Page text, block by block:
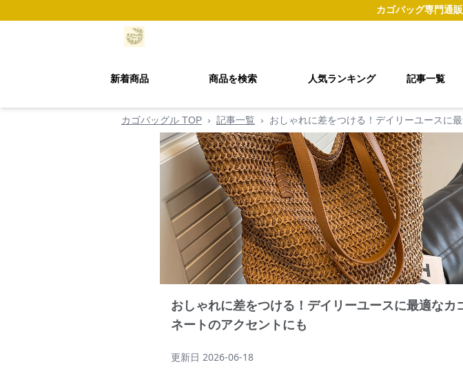
カゴバッグ専門通
新着商品 商品を検索 人気ランキング 記事一覧
カゴバッグル TOP › 記事一覧 › おしゃれに差をつける！デイリーユースに
おしゃれに差をつける！デイリーユースに最適な
ネートのアクセントにも
更新日 2026-06-18